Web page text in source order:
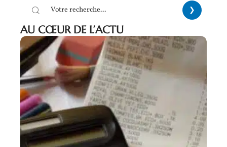
AU CŒUR DE L’ACTU